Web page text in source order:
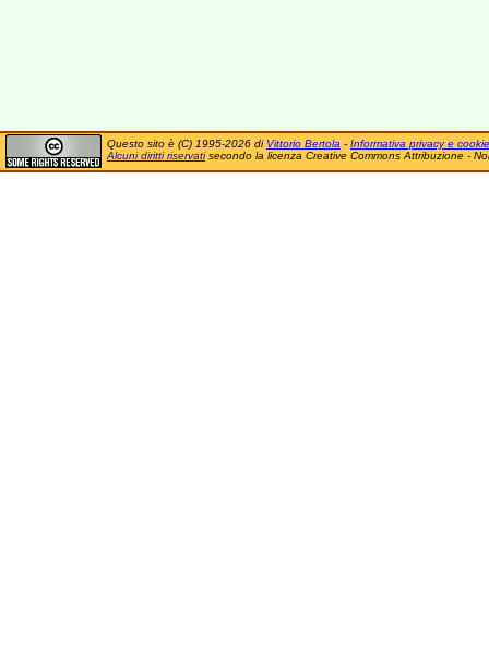
Questo sito è (C) 1995-2026 di Vittorio Bertola - Informativa privacy e cookie
Alcuni diritti riservatisecondo la licenza Creative Commons Attribuzione -